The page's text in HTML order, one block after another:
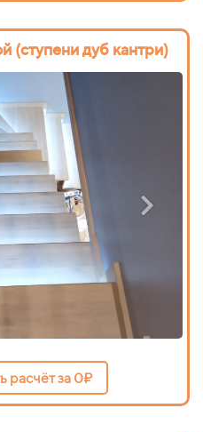
(ступени дуб кантри)
расчёт за 0₽